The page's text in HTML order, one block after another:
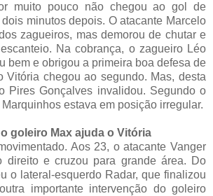
muito pouco não chegou ao gol de
minutos depois. O atacante Marcelo
zagueiros, mas demorou de chutar e
Na cobrança, o zagueiro Léo
bem e obrigou a primeira boa defesa de
Vitória chegou ao segundo. Mas, desta
Pires Gonçalves invalidou. Segundo o
estava em posição irregular.
goleiro Max ajuda o Vitória
Aos 23, o atacante Vanger
direito e cruzou para grande área. Do
o lateral-esquerdo Radar, que finalizou
importante intervenção do goleiro